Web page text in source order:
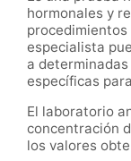
hormonales y
procedimientos
especialista
a
específicas
El laboratorio
concentración
los valores